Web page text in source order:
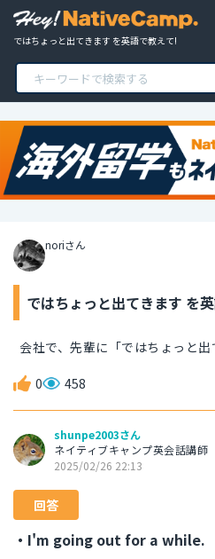
ではちょっと出てきます を英語で教えて!
noriさん
ではちょっと出てきます を
会社で、先輩に「ではちょっと出
0 458
shunpe2003さん
ネイティブキャンプ英会話講師
2025/02/26 22:13
回答
・I'm going out for a while.